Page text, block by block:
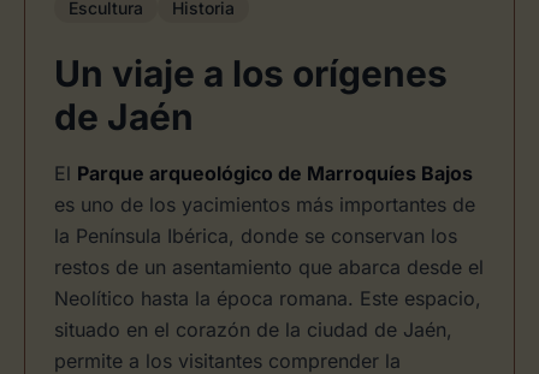
Escultura
Historia
Un viaje a los orígenes
de Jaén
El Parque arqueológico de Marroquíes Bajos
es uno de los yacimientos más importantes de
la Península Ibérica, donde se conservan los
restos de un asentamiento que abarca desde el
Neolítico hasta la época romana. Este espacio,
situado en el corazón de la ciudad de Jaén,
permite a los visitantes comprender la